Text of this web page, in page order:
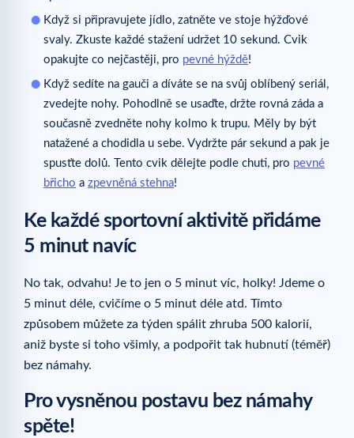
Když si připravujete jídlo, zatněte ve stoje hýžďové
svaly. Zkuste každé stažení udržet 10 sekund. Cvik
opakujte co nejčastěji, pro pevné hýždě!
Když sedíte na gauči a díváte se na svůj oblíbený seriál,
zvedejte nohy. Pohodlně se usaďte, držte rovná záda a
současně zvedněte nohy kolmo k trupu. Měly by být
natažené a chodidla u sebe. Vydržte pár sekund a pak je
spusťte dolů. Tento cvik dělejte podle chuti, pro pevné
břicho a zpevněná stehna!
Ke každé sportovní aktivitě přidáme
5 minut navíc
No tak, odvahu! Je to jen o 5 minut víc, holky! Jdeme o
5 minut déle, cvičíme o 5 minut déle atd. Tímto
způsobem můžete za týden spálit zhruba 500 kalorií,
aniž byste si toho všimly, a podpořit tak hubnutí (téměř)
bez námahy.
Pro vysněnou postavu bez námahy
spěte!